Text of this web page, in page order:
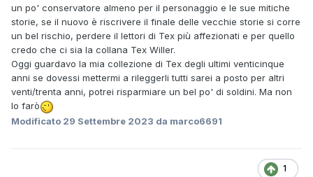
un po' conservatore almeno per il personaggio e le sue mitiche
storie, se il nuovo è riscrivere il finale delle vecchie storie si corre
un bel rischio, perdere il lettori di Tex più affezionati e per quello
credo che ci sia la collana Tex Willer.
Oggi guardavo la mia collezione di Tex degli ultimi venticinque
anni se dovessi mettermi a rileggerli tutti sarei a posto per altri
venti/trenta anni, potrei risparmiare un bel po' di soldini. Ma non
lo farò
Modificato 29 Settembre 2023 da marco6691
1